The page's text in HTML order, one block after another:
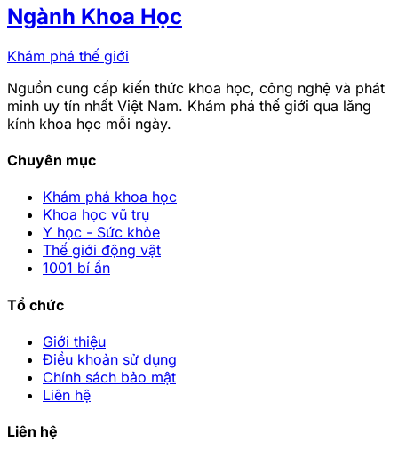
Ngành Khoa Học
Khám phá thế giới
Nguồn cung cấp kiến thức khoa học, công nghệ và phát
minh uy tín nhất Việt Nam. Khám phá thế giới qua lăng
kính khoa học mỗi ngày.
Chuyên mục
Khám phá khoa học
Khoa học vũ trụ
Y học - Sức khỏe
Thế giới động vật
1001 bí ẩn
Tổ chức
Giới thiệu
Điều khoản sử dụng
Chính sách bảo mật
Liên hệ
Liên hệ